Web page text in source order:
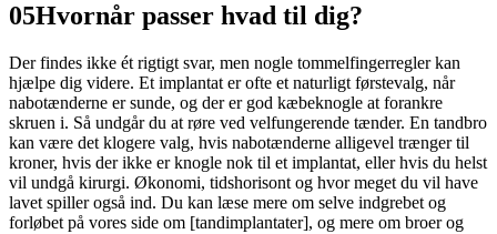
05Hvornår passer hvad til dig?
Der findes ikke ét rigtigt svar, men nogle tommelfingerregler kan
hjælpe dig videre. Et implantat er ofte et naturligt førstevalg, når
nabotænderne er sunde, og der er god kæbeknogle at forankre
skruen i. Så undgår du at røre ved velfungerende tænder. En tandbro
kan være det klogere valg, hvis nabotænderne alligevel trænger til
kroner, hvis der ikke er knogle nok til et implantat, eller hvis du helst
vil undgå kirurgi. Økonomi, tidshorisont og hvor meget du vil have
lavet spiller også ind. Du kan læse mere om selve indgrebet og
forløbet på vores side om [tandimplantater], og mere om broer og